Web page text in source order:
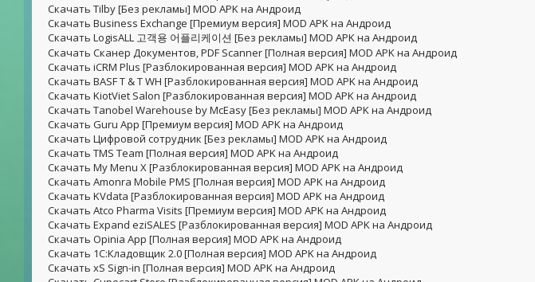
Скачать Tilby [Без рекламы] MOD APK на Андроид
Скачать Business Exchange [Премиум версия] MOD APK на Андроид
Скачать LogisALL 고객용 어플리케이션 [Без рекламы] MOD APK на Андроид
Скачать Сканер Документов, PDF Scanner [Полная версия] MOD APK на Андроид
Скачать iCRM Plus [Разблокированная версия] MOD APK на Андроид
Скачать BASF T & T WH [Разблокированная версия] MOD APK на Андроид
Скачать KiotViet Salon [Разблокированная версия] MOD APK на Андроид
Скачать Tanobel Warehouse by McEasy [Без рекламы] MOD APK на Андроид
Скачать Guru App [Премиум версия] MOD APK на Андроид
Скачать Цифровой сотрудник [Без рекламы] MOD APK на Андроид
Скачать TMS Team [Полная версия] MOD APK на Андроид
Скачать My Menu X [Разблокированная версия] MOD APK на Андроид
Скачать Amonra Mobile PMS [Полная версия] MOD APK на Андроид
Скачать KVdata [Разблокированная версия] MOD APK на Андроид
Скачать Atco Pharma Visits [Премиум версия] MOD APK на Андроид
Скачать Expand eziSALES [Разблокированная версия] MOD APK на Андроид
Скачать Opinia App [Полная версия] MOD APK на Андроид
Скачать 1С:Кладовщик 2.0 [Полная версия] MOD APK на Андроид
Скачать xS Sign-in [Полная версия] MOD APK на Андроид